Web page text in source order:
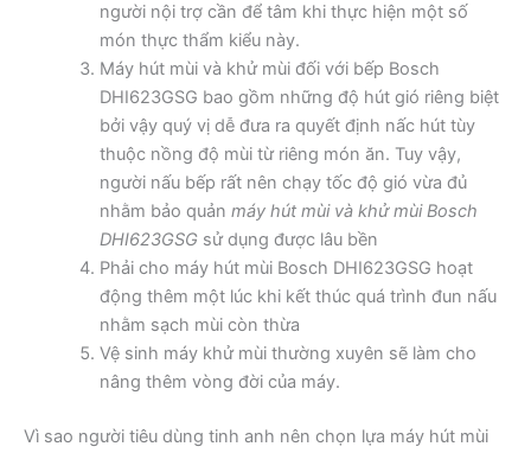
người nội trợ cần để tâm khi thực hiện một số
món thực thẩm kiểu này.
Máy hút mùi và khử mùi đối với bếp Bosch
DHI623GSG bao gồm những độ hút gió riêng biệt
bởi vậy quý vị dễ đưa ra quyết định nấc hút tùy
thuộc nồng độ mùi từ riêng món ăn. Tuy vậy,
người nấu bếp rất nên chạy tốc độ gió vừa đủ
nhằm bảo quản máy hút mùi và khử mùi Bosch
DHI623GSGsử dụng được lâu bền
Phải cho máy hút mùi Bosch DHI623GSG hoạt
động thêm một lúc khi kết thúc quá trình đun nấu
nhằm sạch mùi còn thừa
Vệ sinh máy khử mùi thường xuyên sẽ làm cho
nâng thêm vòng đời của máy.
Vì sao người tiêu dùng tinh anh nên chọn lựa máy hút mùi